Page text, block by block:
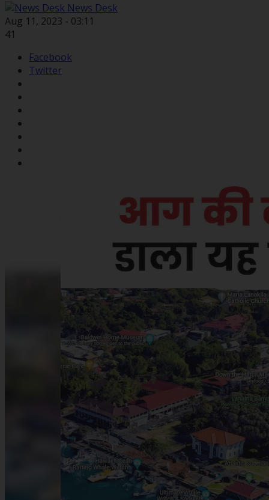
News Desk
Aug 11, 2023 - 03:11
41
Facebook
Twitter